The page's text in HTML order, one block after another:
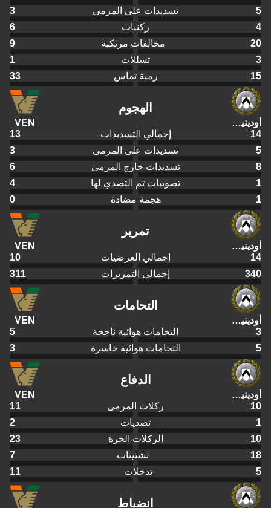
5
تسديدات على المرمى
3
4
ركنيات
6
20
مخالفات مرتكبة
9
3
تسللات
1
15
رمية تماس 33
أودينيزي
الهجوم
VEN
14
إجمالي التسديدات
13
5
تسديدات على المرمى
3
8
تسديدات خارج المرمى
6
1
تصويبات تم التصدي لها
4
1
هجمة مضادة 0
أودينيزي
تمرير
VEN
14
إجمالي العرضيات
10
340
إجمالي التمريرات 311
أودينيزي
التحامات
VEN
3
التحامات هوائية ناجحة
5
5
التحامات هوائية خاسرة 3
أودينيزي
الدفاع
VEN
10
ركلات المرمى
11
1
تصديات
2
10
الركلات الحرة
23
18
تشتيتات
7
5
تدخلات 11
انضباط